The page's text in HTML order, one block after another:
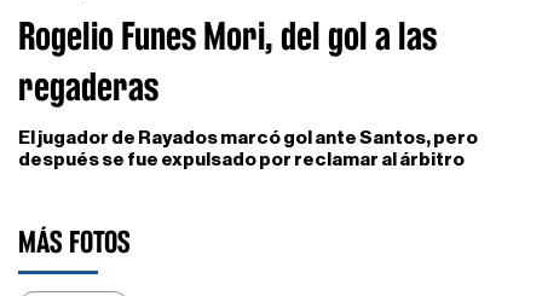
Rogelio Funes Mori, del gol a las
regaderas
El jugador de Rayados marcó gol ante Santos, pero
después se fue expulsado por reclamar al árbitro
MÁS FOTOS